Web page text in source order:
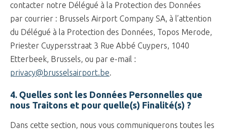
contacter notre Délégué à la Protection des Données
par courrier : Brussels Airport Company SA, à l’attention
du Délégué à la Protection des Données, Topos Merode,
Priester Cuypersstraat 3 Rue Abbé Cuypers, 1040
Etterbeek, Brussels, ou par e-mail :
privacy@brusselsairport.be.
4. Quelles sont les Données Personnelles que
nous Traitons et pour quelle(s) Finalité(s) ?
Dans cette section, nous vous communiquerons toutes les